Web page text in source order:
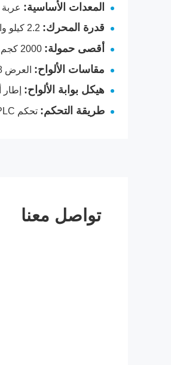
المعدات الأساسية: عربة
قدرة المحرك:
أقصى حمولة: 2000 كجم
مقاسات الألواح: العرض 1.8 \ 2.2 \ 2.5 \ 2.8 متر؛ طول القطع لا يزيد عن 2.8 متر
هيكل بوابة الألواح: إطار أنبوبي
طريقة التحكم: تحكم PLC
تواصل معنا